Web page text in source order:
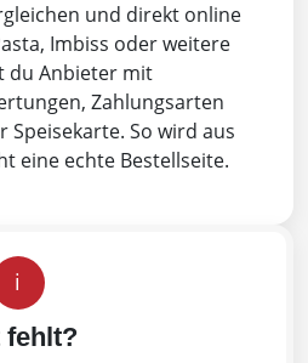
und direkt online
Imbiss oder weitere
du Anbieter mit
Zahlungsarten
Speisekarte. So wird aus
eine echte Bestellseite.
i
fehlt?